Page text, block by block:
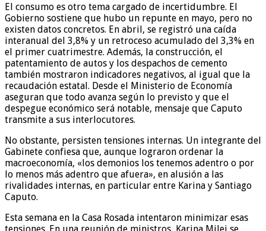
El consumo es otro tema cargado de incertidumbre. El
Gobierno sostiene que hubo un repunte en mayo, pero no
existen datos concretos. En abril, se registró una caída
interanual del 3,8% y un retroceso acumulado del 3,3% en
el primer cuatrimestre. Además, la construcción, el
patentamiento de autos y los despachos de cemento
también mostraron indicadores negativos, al igual que la
recaudación estatal. Desde el Ministerio de Economía
aseguran que todo avanza según lo previsto y que el
despegue económico será notable, mensaje que Caputo
transmite a sus interlocutores.
No obstante, persisten tensiones internas. Un integrante del
Gabinete confiesa que, aunque lograron ordenar la
macroeconomía, «los demonios los tenemos adentro o por
lo menos más adentro que afuera», en alusión a las
rivalidades internas, en particular entre Karina y Santiago
Caputo.
Esta semana en la Casa Rosada intentaron minimizar esas
tensiones. En una reunión de ministros, Karina Milei se